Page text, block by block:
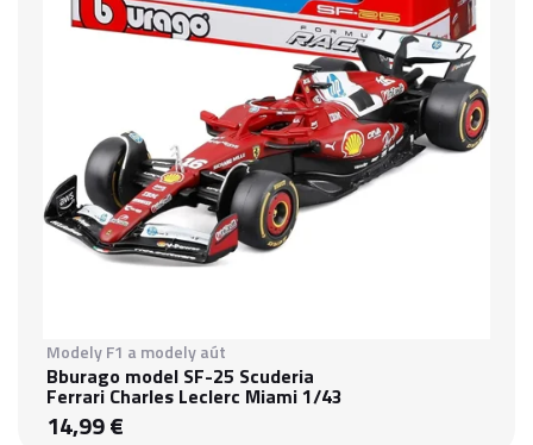
Modely F1 a modely aút
Bburago model SF-25 Scuderia
Ferrari Charles Leclerc Miami 1/43
14,99 €